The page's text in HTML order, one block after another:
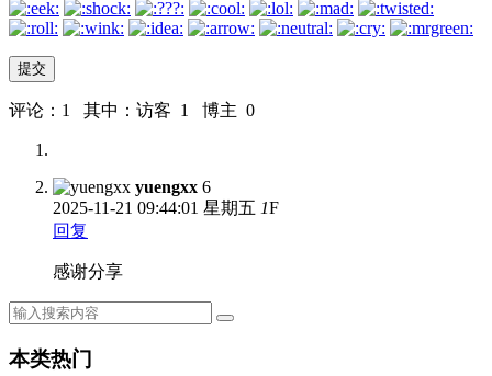
评论：1 其中：访客 1 博主 0
yuengxx 6
2025-11-21 09:44:01 星期五 1F
回复
感谢分享
本类热门